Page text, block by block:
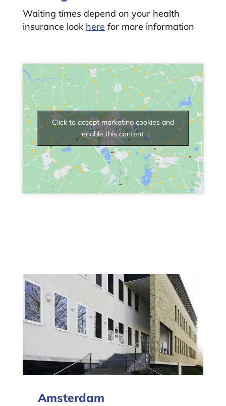
Waiting times depend on your health
insurance look here for more information
Click to accept marketing cookies and
enable this content
Amsterdam